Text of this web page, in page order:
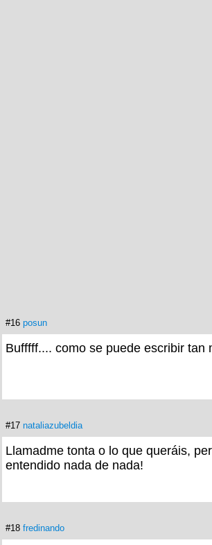
#16 posun
Bufffff.... como se puede escribir tan
#17 nataliazubeldia
Llamadme tonta o lo que queráis,
entendido nada de nada!
#18 fredinando